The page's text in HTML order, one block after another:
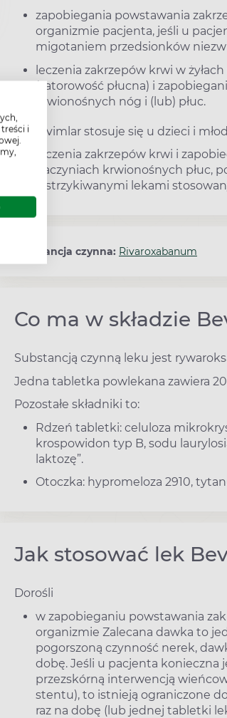
i
zapobiegania powstawania
organizmie pacjenta, jeśli u
migotaniem przedsionków
leczenia zakrzepów krwi w
(zatorowość płucna) i
krwionośnych nóg i (lub) płuc.
Lek Bvimlar stosuje się u dzieci i
leczenia zakrzepów krwi i
naczyniach krwionośnych płuc,
wstrzykiwanymi lekami
Substancja czynna: Rivaroxabanum
Co ma w składzie
Substancją czynną leku jest
Jedna tabletka powlekana zawiera
Pozostałe składniki to:
Rdzeń tabletki: celuloza
krospowidon typ B, sodu
laktozę”.
Otoczka: hypromeloza 2910,
Jak stosować lek
Dorośli
w zapobieganiu powstawania
organizmie Zalecana dawka to
pogorszoną czynność nerek,
dobę. Jeśli u pacjenta konieczna
przezskórną interwencją
stentu), to istnieją ograniczone
raz na dobę (lub jednej tabletki